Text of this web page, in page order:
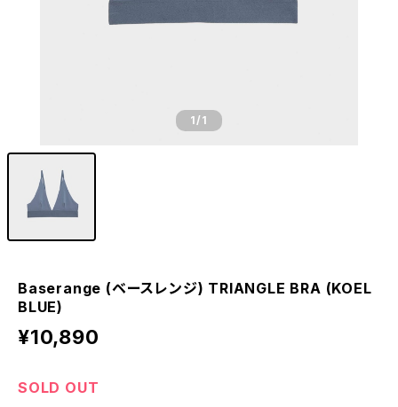
1/1
Baserange (ベースレンジ) TRIANGLE BRA (KOEL
BLUE)
¥10,890
SOLD OUT